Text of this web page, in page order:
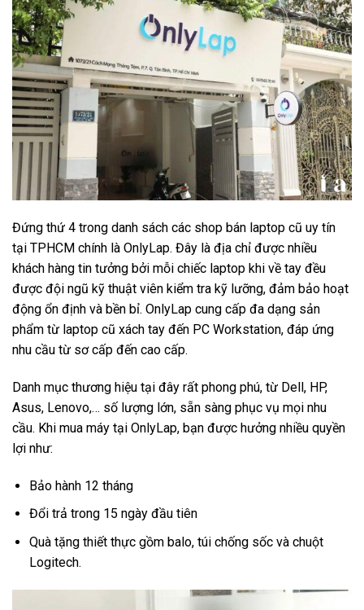
Đứng thứ 4 trong danh sách các shop bán laptop cũ uy tín
tại TPHCM chính là OnlyLap. Đây là địa chỉ được nhiều
khách hàng tin tưởng bởi mỗi chiếc laptop khi về tay đều
được đội ngũ kỹ thuật viên kiểm tra kỹ lưỡng, đảm bảo hoạt
động ổn định và bền bỉ. OnlyLap cung cấp đa dạng sản
phẩm từ laptop cũ xách tay đến PC Workstation, đáp ứng
nhu cầu từ sơ cấp đến cao cấp.
Danh mục thương hiệu tại đây rất phong phú, từ Dell, HP,
Asus, Lenovo,… số lượng lớn, sẵn sàng phục vụ mọi nhu
cầu. Khi mua máy tại OnlyLap, bạn được hưởng nhiều quyền
lợi như:
Bảo hành 12 tháng
Đổi trả trong 15 ngày đầu tiên
Quà tặng thiết thực gồm balo, túi chống sốc và chuột
Logitech.